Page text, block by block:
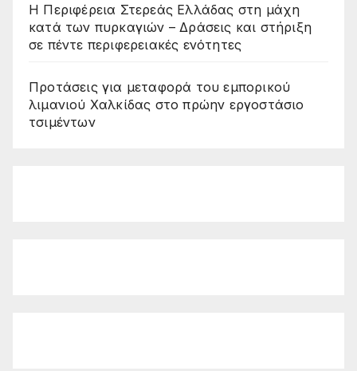
Η Περιφέρεια Στερεάς Ελλάδας στη μάχη
κατά των πυρκαγιών – Δράσεις και στήριξη
σε πέντε περιφερειακές ενότητες
Προτάσεις για μεταφορά του εμπορικού
λιμανιού Χαλκίδας στο πρώην εργοστάσιο
τσιμέντων